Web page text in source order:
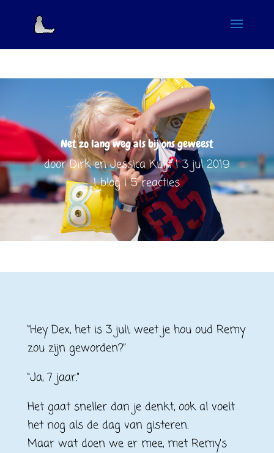
Net zo lang weg als bij ons geweest
doorDirk en Jessica Kuijt
3 jul 2019
blog
5 reacties
“Hey Dex, het is 3 juli, weet je hou oud Remy
zou zijn geworden?”
“Ja, 7 jaar.”
Het gaat sneller dan je denkt, ook al voelt
het nog als de dag van gisteren.
Maar wat doen we er mee, met Remy’s